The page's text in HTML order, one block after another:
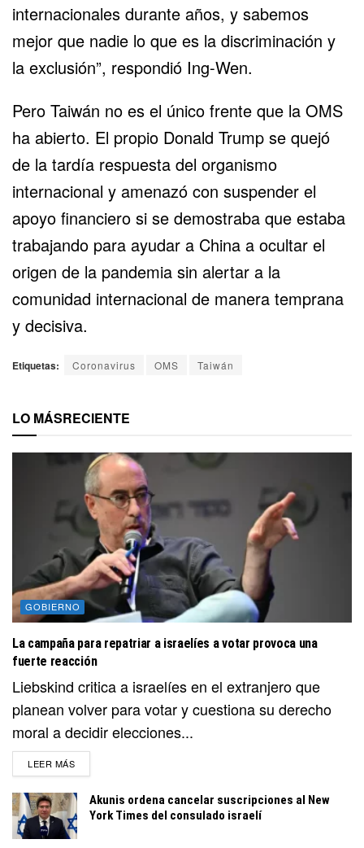
internacionales durante años, y sabemos
mejor que nadie lo que es la discriminación y
la exclusión”, respondió Ing-Wen.
Pero Taiwán no es el único frente que la OMS
ha abierto. El propio Donald Trump se quejó
de la tardía respuesta del organismo
internacional y amenazó con suspender el
apoyo financiero si se demostraba que estaba
trabajando para ayudar a China a ocultar el
origen de la pandemia sin alertar a la
comunidad internacional de manera temprana
y decisiva.
Etiquetas: Coronavirus OMS Taiwán
LO MÁSRECIENTE
GOBIERNO
La campaña para repatriar a israelíes a votar provoca una
fuerte reacción
Liebskind critica a israelíes en el extranjero que
planean volver para votar y cuestiona su derecho
moral a decidir elecciones...
LEER MÁSDETAILS
Akunis ordena cancelar suscripciones al New
York Times del consulado israelí